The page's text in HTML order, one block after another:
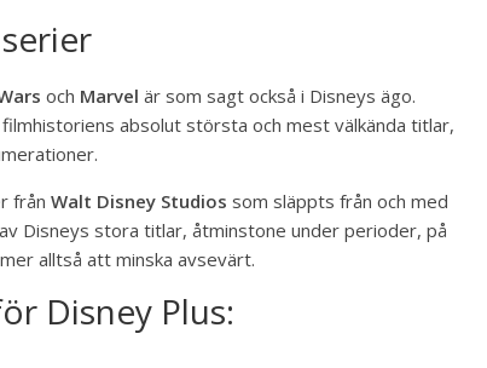
och Marvel är som sagt också i Disneys ägo.
absolut största och mest välkända titlar,
från Walt Disney Studios som släppts från och med
Disneys stora titlar, åtminstone under perioder, på
alltså att minska avsevärt.
Disney Plus: